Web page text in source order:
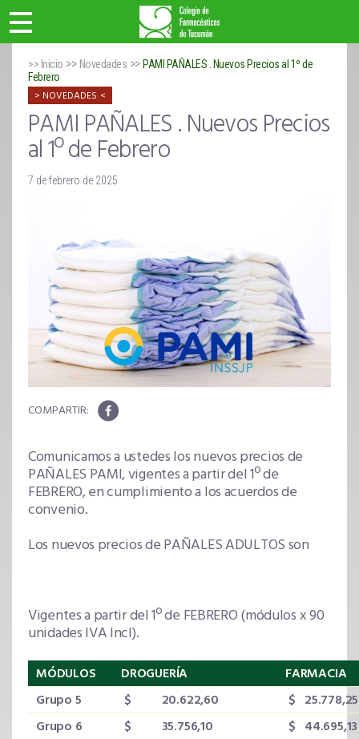
>> Inicio >> Novedades >> PAMI PAÑALES . Nuevos Precios al 1º de
Febrero
NOVEDADES
PAMI PAÑALES . Nuevos Precios
al 1º de Febrero
7 de febrero de 2025
Comunicamos a ustedes los nuevos precios de
PAÑALES PAMI, vigentes a partir del 1º de
FEBRERO, en cumplimiento a los acuerdos de
convenio.
Los nuevos precios de PAÑALES ADULTOS son
Vigentes a partir del 1º de FEBRERO (módulos x 90
unidades IVA Incl).
MÓDULOS DROGUERÍA
FARMACIA
Grupo 5
$ 20.622,60
$ 25.778,25
Grupo 6
$ 35.756,10
$ 44.695,13